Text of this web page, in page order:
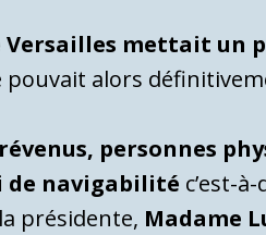
Versailles mettait
pouvait alors
personnes
de navigabilité c’est-
présidente, Madame